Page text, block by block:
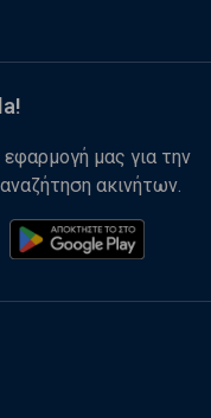
μας για την
ακινήτων.